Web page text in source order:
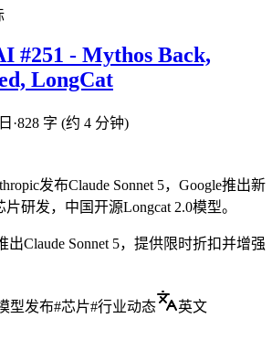
#251 - Mythos Back,
LongCat
·828 字 (约 4 分钟)
发布Claude Sonnet 5，Google推出新
研发，中国开源Longcat 2.0模型。
出Claude Sonnet 5，提供限时折扣并增强
型发布#芯片#行业动态 英文